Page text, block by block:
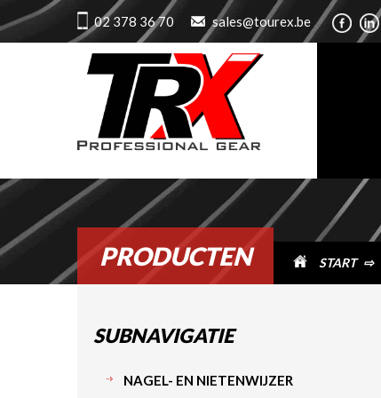
PRODUCTEN START ⇨
02 378 36 70 sales@tourex.be
SUBNAVIGATIE
NAGEL- EN NIETENWIJZER